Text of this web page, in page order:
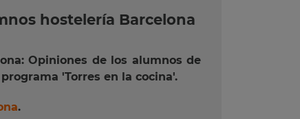
hostelería Barcelona
Opiniones de los alumnos de
'Torres en la cocina'.
.